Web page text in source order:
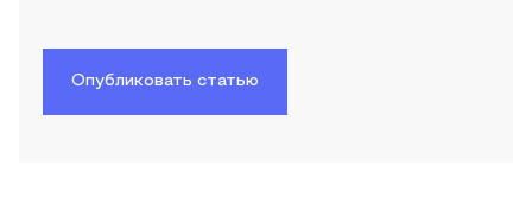
Опубликовать статью